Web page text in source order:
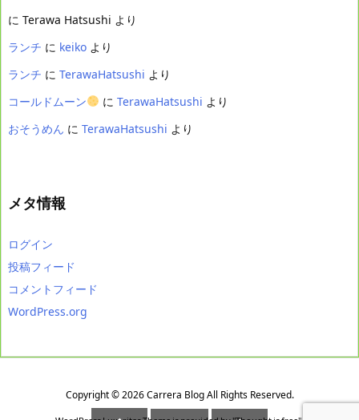
に Terawa Hatsushi より
ランチ に keiko より
ランチ に TerawaHatsushi より
コールドムーン
に TerawaHatsushi より
おそうめん に TerawaHatsushi より
メタ情報
ログイン
投稿フィード
コメントフィード
WordPress.org
Copyright ©2026 Carrera BlogAll Rights Reserved.